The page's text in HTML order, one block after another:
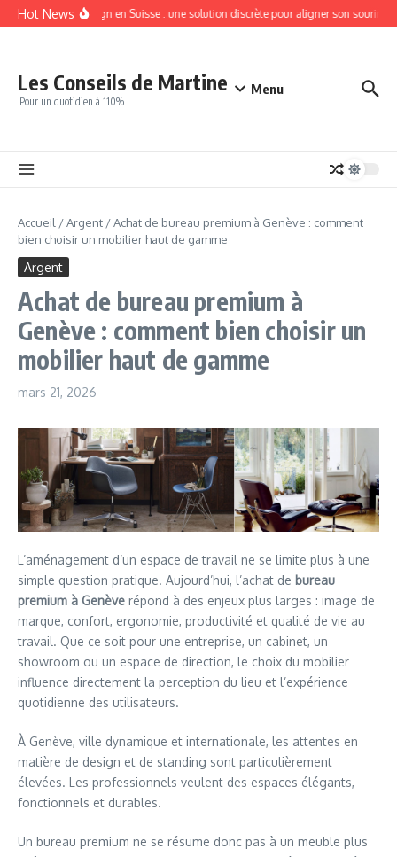
Aller au contenu
Hot NewsInvisalign en Suisse : une solution discrète pour aligner son sourire
Les Conseils de Martine
Pour un quotidien à 110%
Menu
Accueil /Argent /Achat de bureau premium à Genève : comment
bien choisir un mobilier haut de gamme
Argent
Achat de bureau premium à
Genève : comment bien choisir un
mobilier haut de gamme
mars 21, 2026
L’aménagement d’un espace de travail ne se limite plus à une
simple question pratique. Aujourd’hui, l’achat de bureau
premium à Genève répond à des enjeux plus larges : image de
marque, confort, ergonomie, productivité et qualité de vie au
travail. Que ce soit pour une entreprise, un cabinet, un
showroom ou un espace de direction, le choix du mobilier
influence directement la perception du lieu et l’expérience
quotidienne des utilisateurs.
À Genève, ville dynamique et internationale, les attentes en
matière de design et de standing sont particulièrement
élevées. Les professionnels veulent des espaces élégants,
fonctionnels et durables.
Un bureau premium ne se résume donc pas à un meuble plus